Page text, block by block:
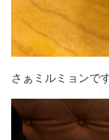
さぁミルミョンです